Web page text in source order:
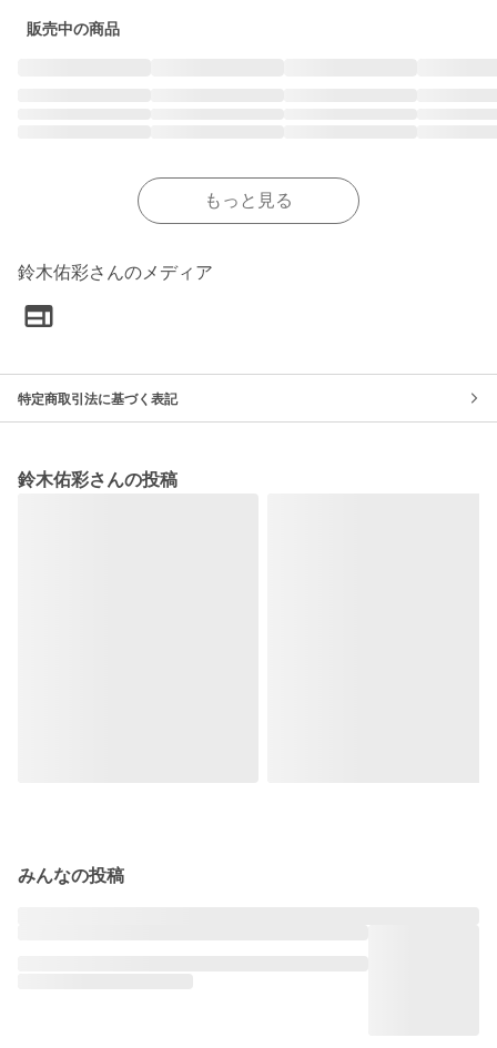
販売中の商品
もっと見る
鈴木佑彩さんのメディア
特定商取引法に基づく表記
鈴木佑彩さんの投稿
みんなの投稿